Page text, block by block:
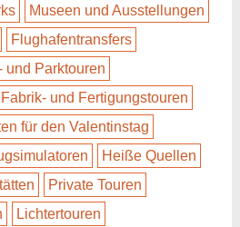
Museen und Ausstellungen
Flughafentransfers
und Parktouren
Fabrik- und Fertigungstouren
für den Valentinstag
Heiße Quellen
Private Touren
Lichtertouren